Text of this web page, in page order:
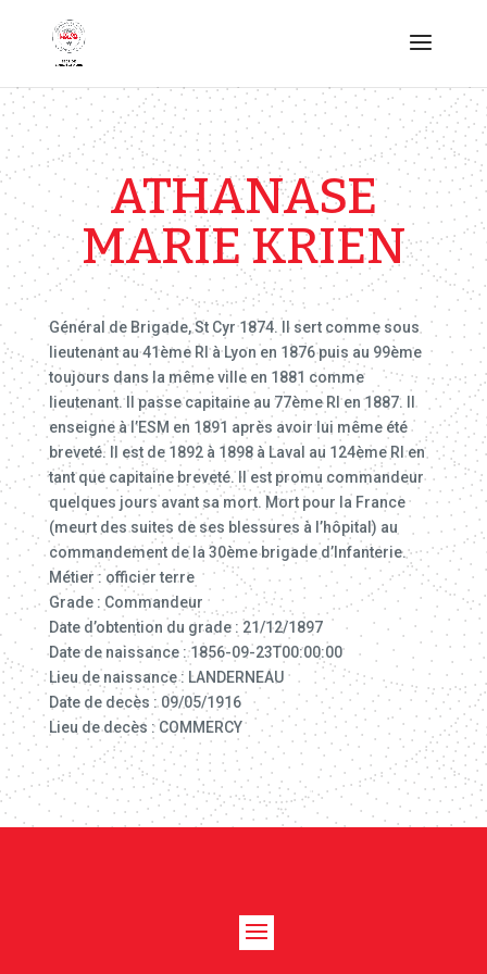
ATHANASE
MARIE KRIEN
Général de Brigade, St Cyr 1874. Il sert comme sous
lieutenant au 41ème RI à Lyon en 1876 puis au 99ème
toujours dans la même ville en 1881 comme
lieutenant. Il passe capitaine au 77ème RI en 1887. Il
enseigne à l’ESM en 1891 après avoir lui même été
breveté. Il est de 1892 à 1898 à Laval au 124ème RI en
tant que capitaine breveté. Il est promu commandeur
quelques jours avant sa mort. Mort pour la France
(meurt des suites de ses blessures à l’hôpital) au
commandement de la 30ème brigade d’Infanterie.
Métier : officier terre
Grade : Commandeur
Date d’obtention du grade : 21/12/1897
Date de naissance : 1856-09-23T00:00:00
Lieu de naissance : LANDERNEAU
Date de decès : 09/05/1916
Lieu de decès : COMMERCY